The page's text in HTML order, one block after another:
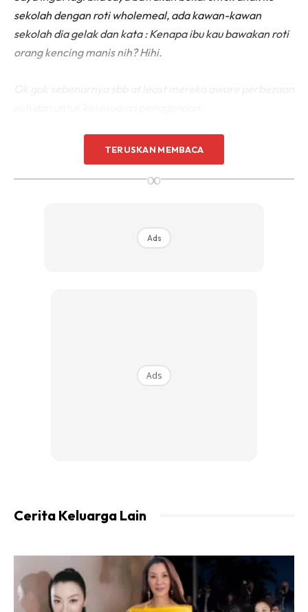
sekolah dengan roti wholemeal, ada kawan-kawan
sekolah dia gelak dan kata : Kenapa ibu kau bawakan roti
orang kencing manis nih? Hihi.
Ok, simple je saya nak share satu tip: Jika anda nak mula
diet dan nak mencari roti yang lebih sesuai, pilih roti
berdasarkan Glycemic Index.
Apa itu Glycemic Indeks?
TERUSKAN MEMBACA
∞
Ads
Ads
Cerita Keluarga Lain